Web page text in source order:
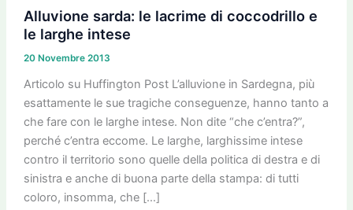
Alluvione sarda: le lacrime di coccodrillo e
le larghe intese
20 Novembre 2013
Articolo su Huffington Post L’alluvione in Sardegna, più
esattamente le sue tragiche conseguenze, hanno tanto a
che fare con le larghe intese. Non dite “che c’entra?”,
perché c’entra eccome. Le larghe, larghissime intese
contro il territorio sono quelle della politica di destra e di
sinistra e anche di buona parte della stampa: di tutti
coloro, insomma, che […]
le
lacrime
coccodrillo
e
le
larghe
intese